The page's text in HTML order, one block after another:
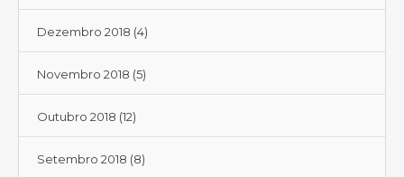
Dezembro 2018 (4)
Novembro 2018 (5)
Outubro 2018 (12)
Setembro 2018 (8)